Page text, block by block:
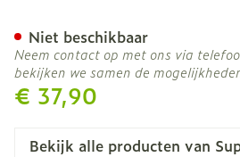
€ 37,90
Niet beschikbaar
Neem contact op met ons via
bekijken we samen de
Bekijk alle producten van